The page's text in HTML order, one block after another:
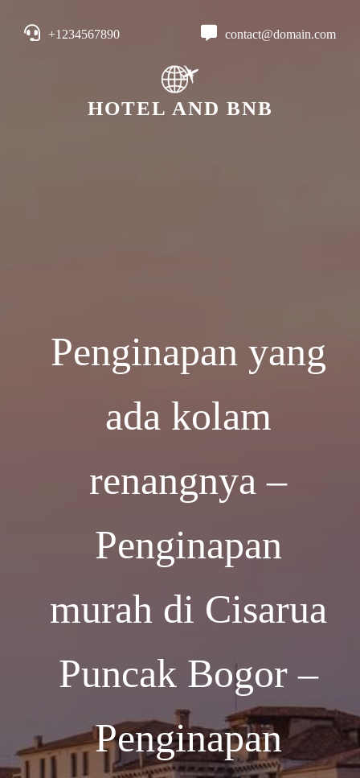
+1234567890 contact@domain.com
HOTEL AND BNB
Penginapan yang
ada kolam
renangnya –
Penginapan
murah di Cisarua
Puncak Bogor –
Penginapan